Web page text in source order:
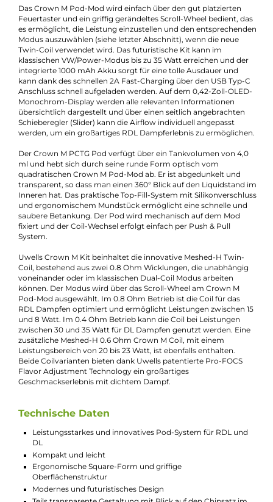
Beschreibung
Uwell - Crown M Pod Kit
Das Crown M Pod Kit von Uwell gehört zur königlichen
Familie und ist mit einer Größe von 82,3 x 52,6 x 26,8 mm und
einem Gewicht von 73,6 g äußerst kompakt und leicht. Sein
futuristisches Design mit transparenten Elementen gibt
auf den im Inneren befindlichen Chipsatz und das Board. Die
robuste Außenhaut aus Polycarbonat ist ergonomisch
und liegt angenehm in der Hand. Die trendigen Farben
dem Kit einen ansprechenden Look. Neben einer einfachen
Bedienung bietet das Kit innovative Features und ist auf ein
großartiges RDL Dampferlebnis ausgelegt.
Feuertaster und ein griffig gerändeltes Scroll-Wheel bedient,
es ermöglicht, die Leistung einzustellen und den
Modus auszuwählen (siehe letzter Abschnitt), wenn die neue
Twin-Coil verwendet wird. Das futuristische Kit kann im
klassischen VW/Power-Modus bis zu 35 Watt erreichen und
integrierte 1000 mAh Akku sorgt für eine tolle Ausdauer und
kann dank des schnellen 2A Fast-Charging über den USB
Anschluss schnell aufgeladen werden. Auf dem 0,42-Zoll-
Maximale Leistung:
35W
Zugverhalten:
Mouth-to-Lung
Experte für dieses Produkt
Jannik Ittenbach
Produkt-Manager & Experte
Bei Fragen zu diesem Artikel kontaktieren Sie unseren
Experten schnell und einfach per E-Mail:
E-Mail senden